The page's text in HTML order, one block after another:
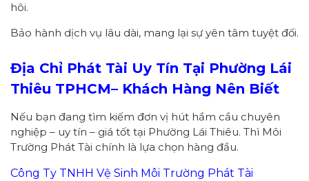
hôi.
Bảo hành dịch vụ lâu dài, mang lại sự yên tâm tuyệt đối.
Địa Chỉ Phát Tài Uy Tín Tại Phường Lái
Thiêu TPHCM– Khách Hàng Nên Biết
Nếu bạn đang tìm kiếm đơn vị hút hầm cầu chuyên
nghiệp – uy tín – giá tốt tại Phường Lái Thiêu. Thì Môi
Trường Phát Tài chính là lựa chọn hàng đầu.
Công Ty TNHH Vệ Sinh Môi Trường Phát Tài